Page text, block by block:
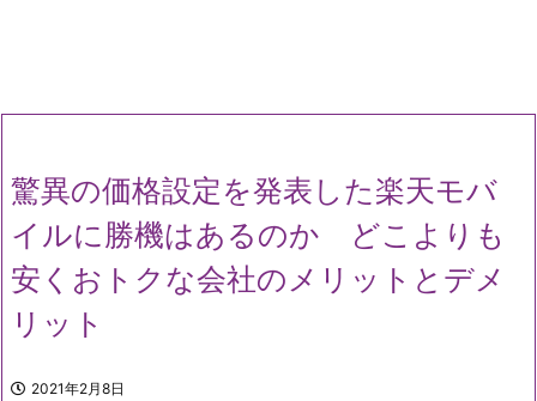
驚異の価格設定を発表した楽天モバ
イルに勝機はあるのか どこよりも
安くおトクな会社のメリットとデメ
リット
2021年2月8日